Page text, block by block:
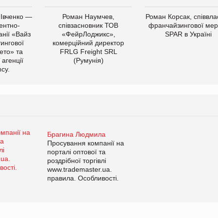
—
«Вайз
та
Роман Наумчев,
співзасновник ТОВ
«ФейрЛоджикс»,
комерційний директор
FRLG Freight SRL
(Румунія)
Роман Корсак,
франчайзингової
SPAR в Україні
Брагина Людмила
Просування компанії на
порталі оптової та
роздрібної торгівлі
www.trademaster.ua.
правила. Особливості.